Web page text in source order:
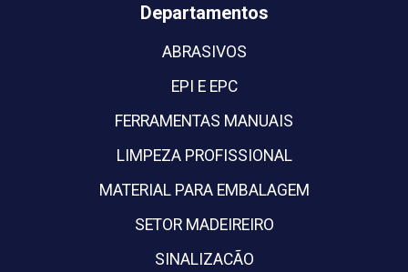
Departamentos
ABRASIVOS
EPI E EPC
FERRAMENTAS MANUAIS
LIMPEZA PROFISSIONAL
MATERIAL PARA EMBALAGEM
SETOR MADEIREIRO
SINALIZACÃO